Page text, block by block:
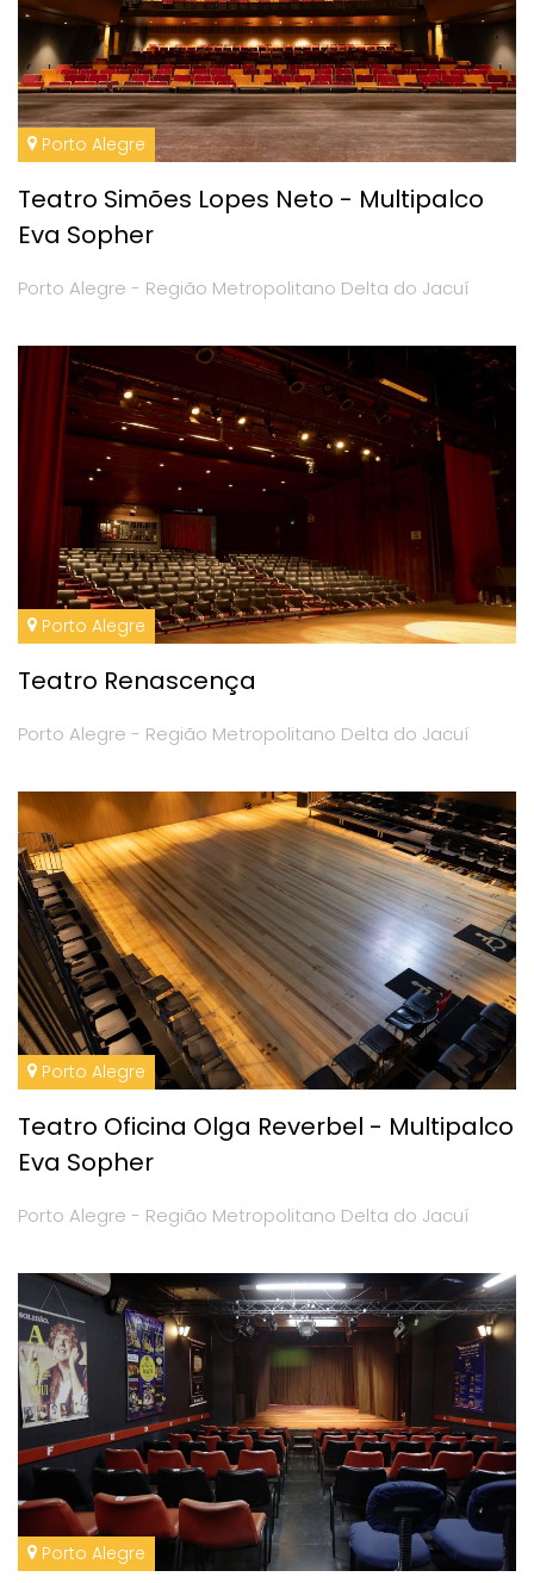
Porto Alegre
Teatro Simões Lopes Neto - Multipalco
Eva Sopher
Porto Alegre - Região Metropolitano Delta do Jacuí
Porto Alegre
Teatro Renascença
Porto Alegre - Região Metropolitano Delta do Jacuí
Porto Alegre
Teatro Oficina Olga Reverbel - Multipalco
Eva Sopher
Porto Alegre - Região Metropolitano Delta do Jacuí
Porto Alegre